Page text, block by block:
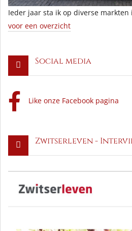
Ieder jaar sta ik op diverse markten
voor een overzicht
Social media
Like onze Facebook pagina
Zwitserleven -